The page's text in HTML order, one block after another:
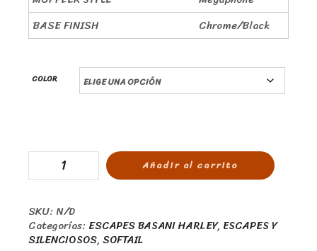
BASE FINISH
Chrome/Black
COLOR
Añadir al carrito
SKU: N/D
Categorías: ESCAPES BASANI HARLEY, ESCAPES Y
SILENCIOSOS,SOFTAIL